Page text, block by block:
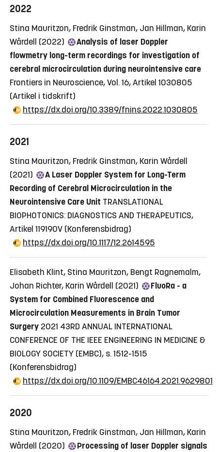
2022
Stina Mauritzon, Fredrik Ginstman, Jan Hillman, Karin
Wårdell (2022)
Analysis of laser Doppler
flowmetry long-term recordings for investigation of
cerebral microcirculation during neurointensive care
Frontiers in Neuroscience, Vol. 16, Artikel 1030805
(Artikel i tidskrift)
https://dx.doi.org/10.3389/fnins.2022.1030805
2021
Stina Mauritzon, Fredrik Ginstman, Karin Wårdell
(2021)
A Laser Doppler System for Long-Term
Recording of Cerebral Microcirculation in the
Neurointensive Care Unit TRANSLATIONAL
BIOPHOTONICS: DIAGNOSTICS AND THERAPEUTICS,
Artikel 119190V (Konferensbidrag)
https://dx.doi.org/10.1117/12.2614595
Elisabeth Klint, Stina Mauritzon, Bengt Ragnemalm,
Johan Richter, Karin Wårdell (2021)
FluoRa - a
System for Combined Fluorescence and
Microcirculation Measurements in Brain Tumor
Surgery 2021 43RD ANNUAL INTERNATIONAL
CONFERENCE OF THE IEEE ENGINEERING IN MEDICINE &
BIOLOGY SOCIETY (EMBC), s. 1512-1515
(Konferensbidrag)
https://dx.doi.org/10.1109/EMBC46164.2021.9629801
2020
Stina Mauritzon, Fredrik Ginstman, Jan Hillman, Karin
Wårdell (2020)
Processing of laser Doppler signals